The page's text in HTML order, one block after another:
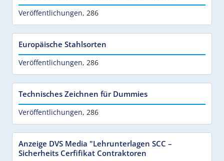
Veröffentlichungen, 286
Europäische Stahlsorten
Veröffentlichungen, 286
Technisches Zeichnen für Dummies
Veröffentlichungen, 286
Anzeige DVS Media "Lehrunterlagen SCC –
Sicherheits Cerfifikat Contraktoren